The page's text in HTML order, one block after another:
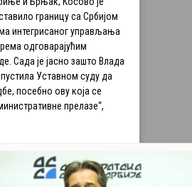
границу са Србијом
интегрисаног управљања
одговарајућим
Сада је јасно зашто Влада
Уставном суду да
посебно ову која се
прелазе“,